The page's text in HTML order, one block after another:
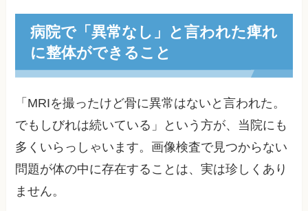
病院で「異常なし」と言われた痺れ
に整体ができること
「MRIを撮ったけど骨に異常はないと言われた。
でもしびれは続いている」という方が、当院にも
多くいらっしゃいます。画像検査で見つからない
問題が体の中に存在することは、実は珍しくあり
ません。